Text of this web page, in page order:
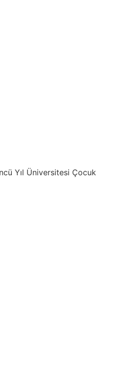
Yıl Üniversitesi Çocuk